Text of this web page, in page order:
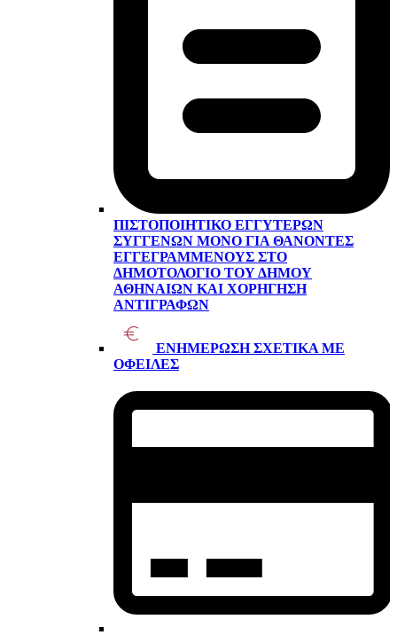
ΠΙΣΤΟΠΟΙΗΤΙΚΌ ΕΓΓΥΤΈΡΩΝ
ΣΥΓΓΕΝΏΝ ΜΌΝΟ ΓΙΑ ΘΑΝΌΝΤΕΣ
ΕΓΓΕΓΡΑΜΜΈΝΟΥΣ ΣΤΟ
ΔΗΜΟΤΟΛΌΓΙΟ ΤΟΥ ΔΉΜΟΥ
ΑΘΗΝΑΊΩΝ ΚΑΙ ΧΟΡΉΓΗΣΗ
ΑΝΤΙΓΡΆΦΩΝ
ΕΝΗΜΈΡΩΣΗ ΣΧΕΤΙΚΆ ΜΕ
ΟΦΕΙΛΈΣ